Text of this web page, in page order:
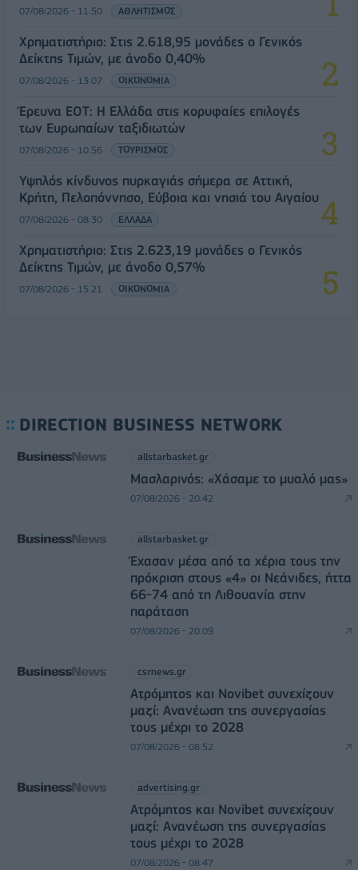
07/08/2026 - 11:50 ΑΘΛΗΤΙΣΜΟΣ
Χρηματιστήριο: Στις 2.618,95 μονάδες ο Γενικός
Δείκτης Τιμών, με άνοδο 0,40%
07/08/2026 - 13:07 ΟΙΚΟΝΟΜΙΑ
Έρευνα ΕΟΤ: Η Ελλάδα στις κορυφαίες επιλογές
των Ευρωπαίων ταξιδιωτών
07/08/2026 - 10:56 ΤΟΥΡΙΣΜΟΣ
Υψηλός κίνδυνος πυρκαγιάς σήμερα σε Αττική,
Κρήτη, Πελοπόννησο, Εύβοια και νησιά του Αιγαίου
07/08/2026 - 08:30 ΕΛΛΑΔΑ
Χρηματιστήριο: Στις 2.623,19 μονάδες ο Γενικός
Δείκτης Τιμών, με άνοδο 0,57%
07/08/2026 - 15:21 ΟΙΚΟΝΟΜΙΑ
DIRECTION BUSINESS NETWORK
allstarbasket.gr
Μασλαρινός: «Χάσαμε το μυαλό μας»
07/08/2026 - 20:42
allstarbasket.gr
Έχασαν μέσα από τα χέρια τους την
πρόκριση στους «4» οι Νεάνιδες, ήττα
66-74 από τη Λιθουανία στην
παράταση
07/08/2026 - 20:09
csrnews.gr
Ατρόμητος και Novibet συνεχίζουν
μαζί: Ανανέωση της συνεργασίας
τους μέχρι το 2028
07/08/2026 - 08:52
advertising.gr
Ατρόμητος και Novibet συνεχίζουν
μαζί: Ανανέωση της συνεργασίας
τους μέχρι το 2028
07/08/2026 - 08:47